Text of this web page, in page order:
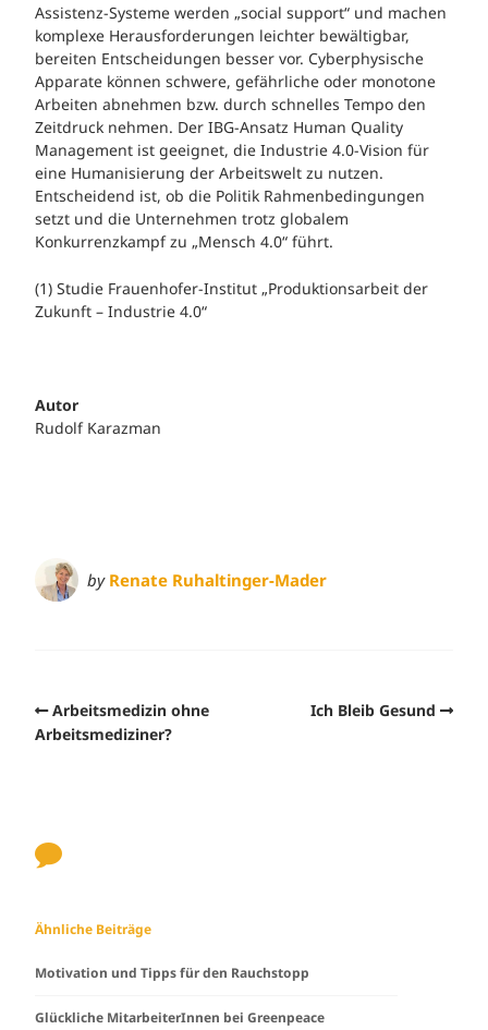
Assistenz-Systeme werden „social support“ und machen
komplexe Herausforderungen leichter bewältigbar,
bereiten Entscheidungen besser vor. Cyberphysische
Apparate können schwere, gefährliche oder monotone
Arbeiten abnehmen bzw. durch schnelles Tempo den
Zeitdruck nehmen. Der IBG-Ansatz Human Quality
Management ist geeignet, die Industrie 4.0-Vision für
eine Humanisierung der Arbeitswelt zu nutzen.
Entscheidend ist, ob die Politik Rahmenbedingungen
setzt und die Unternehmen trotz globalem
Konkurrenzkampf zu „Mensch 4.0“ führt.
(1) Studie Frauenhofer-Institut „Produktionsarbeit der
Zukunft – Industrie 4.0“
Autor
Rudolf Karazman
by Renate Ruhaltinger-Mader
Arbeitsmedizin ohne
Arbeitsmediziner?
Ich Bleib Gesund
Ähnliche Beiträge
Motivation und Tipps für den Rauchstopp
Glückliche MitarbeiterInnen bei Greenpeace